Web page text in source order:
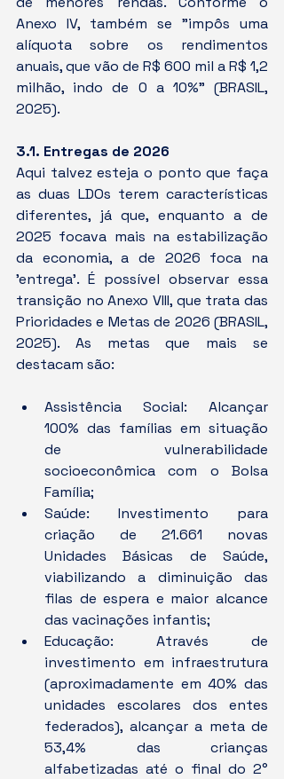
Anexo IV, também se "impôs uma
alíquota sobre os rendimentos
anuais, que vão de R$ 600 mil a R$ 1,2
milhão, indo de 0 a 10%" (BRASIL,
2025).
3.1. Entregas de 2026
Aqui talvez esteja o ponto que faça
as duas LDOs terem características
diferentes, já que, enquanto a de
2025 focava mais na estabilização
da economia, a de 2026 foca na
'entrega'. É possível observar essa
transição no Anexo VIII, que trata das
Prioridades e Metas de 2026 (BRASIL,
2025). As metas que mais se
destacam são:
Assistência Social: Alcançar
100% das famílias em situação
de vulnerabilidade
socioeconômica com o Bolsa
Família;
Saúde: Investimento para
criação de 21.661 novas
Unidades Básicas de Saúde,
viabilizando a diminuição das
filas de espera e maior alcance
das vacinações infantis;
Educação: Através de
investimento em infraestrutura
(aproximadamente em 40% das
unidades escolares dos entes
federados), alcançar a meta de
53,4% das crianças
alfabetizadas até o final do 2°